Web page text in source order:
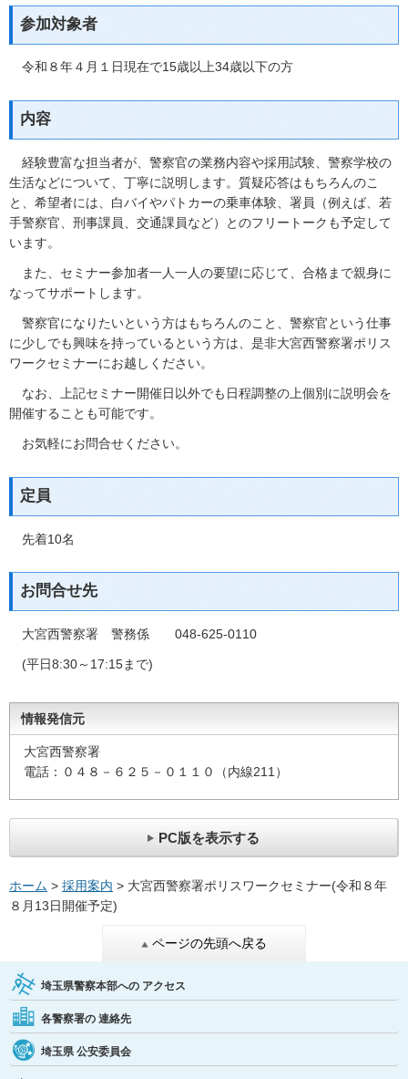
参加対象者
令和８年４月１日現在で15歳以上34歳以下の方
内容
経験豊富な担当者が、警察官の業務内容や採用試験、警察学校の
生活などについて、丁寧に説明します。質疑応答はもちろんのこ
と、希望者には、白バイやパトカーの乗車体験、署員（例えば、若
手警察官、刑事課員、交通課員など）とのフリートークも予定して
います。
また、セミナー参加者一人一人の要望に応じて、合格まで親身に
なってサポートします。
警察官になりたいという方はもちろんのこと、警察官という仕事
に少しでも興味を持っているという方は、是非大宮西警察署ポリス
ワークセミナーにお越しください。
なお、上記セミナー開催日以外でも日程調整の上個別に説明会を
開催することも可能です。
お気軽にお問合せください。
定員
先着10名
お問合せ先
大宮西警察署 警務係 048‐625‐0110
(平日8:30～17:15まで)
情報発信元
大宮西警察署
電話：０４８－６２５－０１１０（内線211）
PC版を表示する
ホーム > 採用案内 > 大宮西警察署ポリスワークセミナー(令和８年
８月13日開催予定)
ページの先頭へ戻る
埼玉県警察本部への アクセス
各警察署の 連絡先
埼玉県 公安委員会